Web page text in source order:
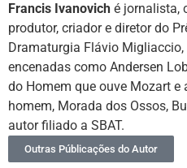
Francis Ivanovich é jornalista,
produtor, criador e diretor do
Dramaturgia Flávio
encenadas como Andersen
do Homem que ouve Mozart e
homem, Morada dos Ossos,
autor filiado a SBAT.
Outras Públicações do Autor